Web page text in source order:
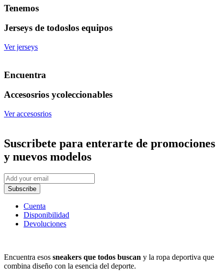
Tenemos
Jerseys de todoslos equipos
Ver jerseys
Encuentra
Accesosrios ycoleccionables
Ver accesosrios
Suscribete para enterarte de promociones
y nuevos modelos
Subscribe
Cuenta
Disponibilidad
Devoluciones
Encuentra esos sneakers que todos buscan y la ropa deportiva que
combina diseño con la esencia del deporte.